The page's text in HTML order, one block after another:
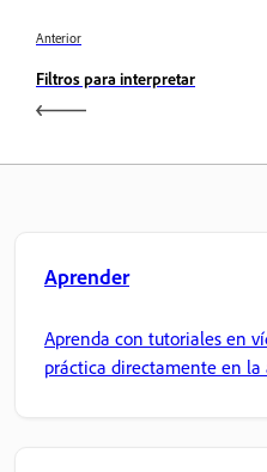
Anterior
Filtros para interpretar
Aprender
Aprenda con tutoriales en
práctica directamente en la